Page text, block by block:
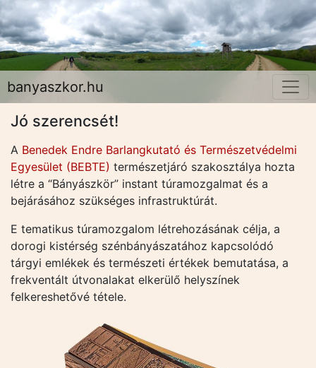
banyaszkor.hu
Jó szerencsét!
A Benedek Endre Barlangkutató és Természetvédelmi
Egyesület (BEBTE) természetjáró szakosztálya hozta
létre a “Bányászkör” instant túramozgalmat és a
bejárásához szükséges infrastruktúrát.
E tematikus túramozgalom létrehozásának célja, a
dorogi kistérség szénbányászatához kapcsolódó
tárgyi emlékek és természeti értékek bemutatása, a
frekventált útvonalakat elkerülő helyszínek
felkereshetővé tétele.